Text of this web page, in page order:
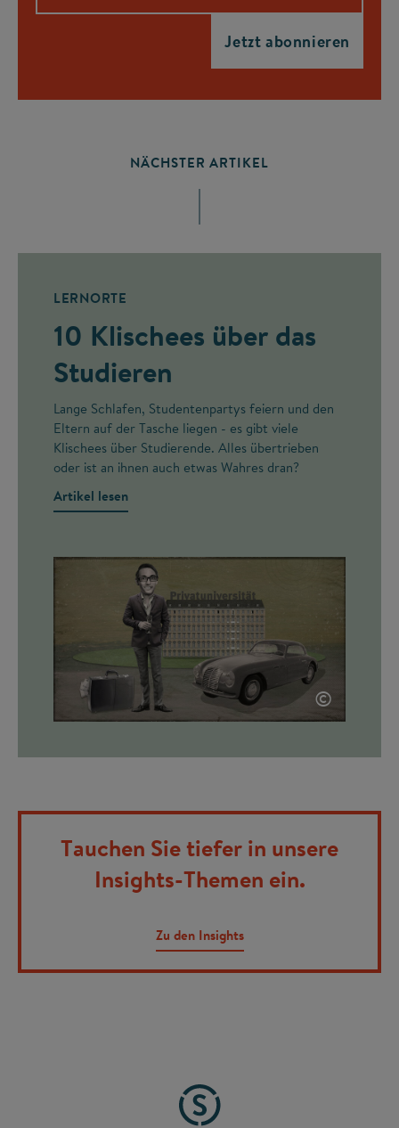
NÄCHSTER ARTIKEL
LERNORTE
10 Klischees über das
Studieren
Lange Schlafen, Studentenpartys feiern und den
Eltern auf der Tasche liegen - es gibt viele
Klischees über Studierende. Alles übertrieben
oder ist an ihnen auch etwas Wahres dran?
Artikel lesen
©
Tauchen Sie tiefer in unsere
Insights-Themen ein.
Zu den Insights